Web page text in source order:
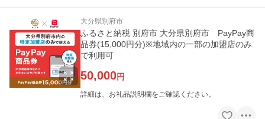
大分県別府市
ふるさと納税 別府市 大分県別府市 PayPay商
品券(15,000円分)※地域内の一部の加盟店のみ
で利用可
50,000円
詳細は、お礼品説明欄をご確認ください。